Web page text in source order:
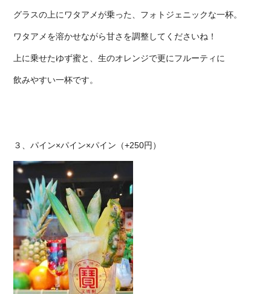
グラスの上にワタアメが乗った、フォトジェニックな一杯。
ワタアメを溶かせながら甘さを調整してくださいね！
上に乗せたゆず蜜と、生のオレンジで更にフルーティに
飲みやすい一杯です。
３、パイン×パイン×パイン（+250円）